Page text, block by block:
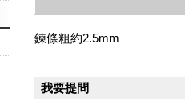
鍊條粗約2.5mm
我要提問